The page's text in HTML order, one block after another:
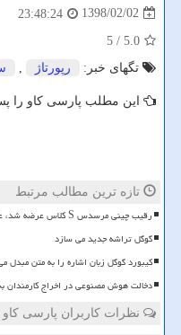
1398/02/02
23:48:24
5.0
/ 5
تگهای خبر:
رپورتاژ
این مطلب پارسی کاو را
تازه ترین مطالب مرتبط
رقیب چینی مرسدس S کلاس عرضه شد، عکس
گوگل تراشه جدید می سازد
کیبورد گوگل زبان اشاره را به متن مبدل
دخالت هوش مصنوعی در اخراج کارمندان
نظرات کاربران پارسی